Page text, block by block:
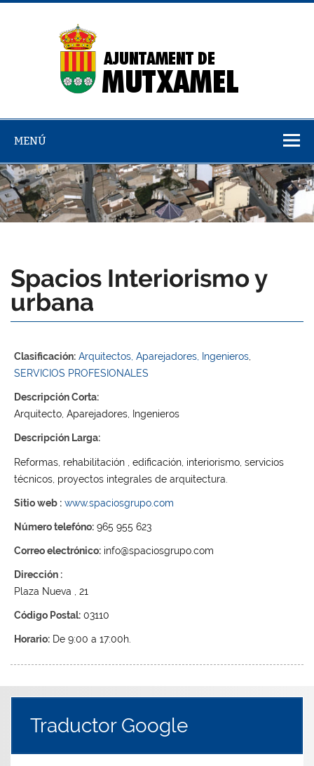
Saltar
MENÚ
Spacios Interiorismo y
urbana
Clasificación: Arquitectos, Aparejadores, Ingenieros,
SERVICIOS PROFESIONALES
Descripción Corta:
Arquitecto, Aparejadores, Ingenieros
Descripción Larga:
Reformas, rehabilitación , edificación, interiorismo, servicios
técnicos, proyectos integrales de arquitectura.
Sitio web : www.spaciosgrupo.com
Número telefóno: 965 955 623
Correo electrónico: info@spaciosgrupo.com
Dirección :
Plaza Nueva , 21
Código Postal: 03110
Horario: De 9:00 a 17:00h.
Traductor Google